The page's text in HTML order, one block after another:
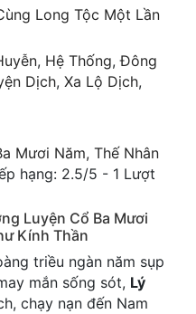
Long Tộc Một Lần
, Hệ Thống,Đông
Dịch, Xa Lộ Dịch,
Mươi Năm, Thế Nhân
hạng: 2.5/5 - 1 Lượt
Luyện Cổ Ba Mươi
Kính Thần
triều ngàn năm sụp
mắn sống sót, Lý
chạy nạn đến Nam